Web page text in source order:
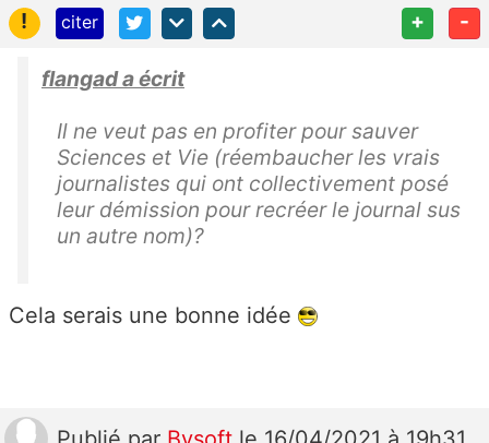
!
citer + -
flangad a écrit
Il ne veut pas en profiter pour sauver
Sciences et Vie (réembaucher les vrais
journalistes qui ont collectivement posé
leur démission pour recréer le journal sus
un autre nom)?
Cela serais une bonne idée